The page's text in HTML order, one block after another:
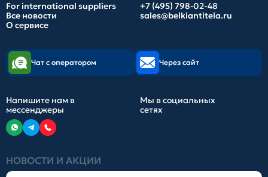
For international suppliers
Все новости
О сервисе
+7 (495) 798-02-48
sales@belkiantitela.ru
НОВОСТИ И АКЦИИ
Чат с оператором Через сайт
Напишите нам в
мессенджеры
Мы в социальных
сетях